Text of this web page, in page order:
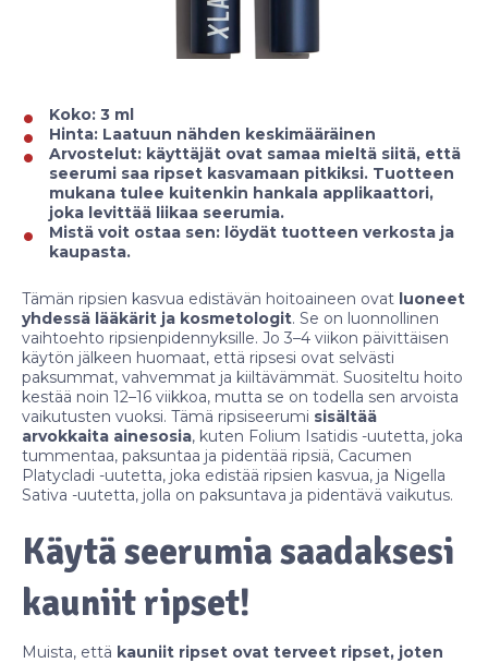
Koko: 3 ml
Hinta: Laatuun nähden keskimääräinen
Arvostelut: käyttäjät ovat samaa mieltä siitä, että
seerumi saa ripset kasvamaan pitkiksi. Tuotteen
mukana tulee kuitenkin hankala applikaattori,
joka levittää liikaa seerumia.
Mistä voit ostaa sen: löydät tuotteen verkosta ja
kaupasta.
Tämän ripsien kasvua edistävän hoitoaineen ovat luoneet
yhdessä lääkärit ja kosmetologit. Se on luonnollinen
vaihtoehto ripsienpidennyksille. Jo 3–4 viikon päivittäisen
käytön jälkeen huomaat, että ripsesi ovat selvästi
paksummat, vahvemmat ja kiiltävämmät. Suositeltu hoito
kestää noin 12–16 viikkoa, mutta se on todella sen arvoista
vaikutusten vuoksi. Tämä ripsiseerumi sisältää
arvokkaita ainesosia, kuten Folium Isatidis -uutetta, joka
tummentaa, paksuntaa ja pidentää ripsiä, Cacumen
Platycladi -uutetta, joka edistää ripsien kasvua, ja Nigella
Sativa -uutetta, jolla on paksuntava ja pidentävä vaikutus.
Käytä seerumia saadaksesi
kauniit ripset!
Muista, että kauniit ripset ovat terveet ripset, joten